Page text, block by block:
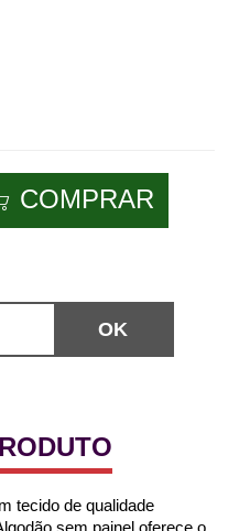
COMPRAR
tecido de qualidade
sem painel oferece o